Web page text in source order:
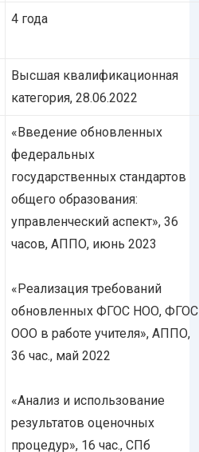
4 года
Высшая квалификационная
категория, 28.06.2022
«Введение обновленных
федеральных
государственных стандартов
общего образования:
управленческий аспект», 36
часов, АППО, июнь 2023
«Реализация требований
обновленных ФГОС НОО, ФГОС
ООО в работе учителя», АППО,
36 час., май 2022
«Анализ и использование
результатов оценочных
процедур», 16 час., СПб